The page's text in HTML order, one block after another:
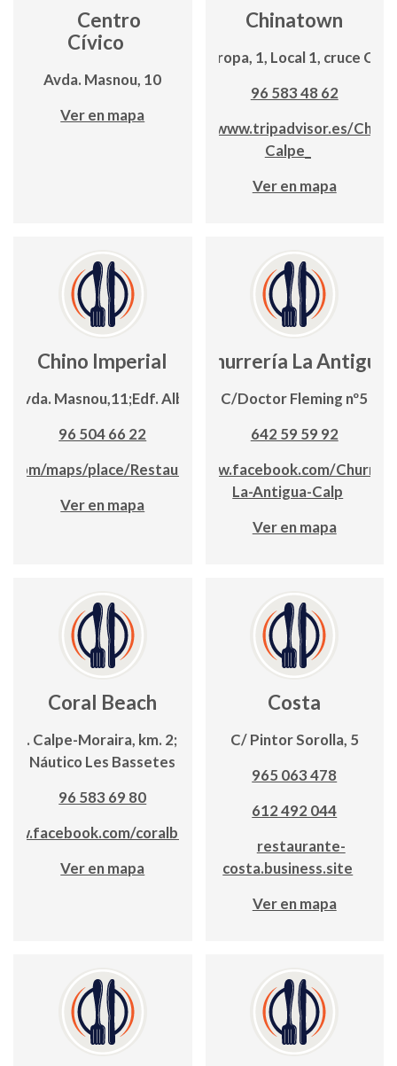
Centro
Cívico
Avda. Masnou, 10
Ver en mapa
Chinatown
Avda. Europa, 1, Local 1, cruce C/
96 583 48 62
https://www.tripadvisor.es/
Calpe_
Ver en mapa
Chino Imperial
Avda. Masnou,11;Edf. Alba
96 504 66 22
maps/place/Restaurante+Imperial
Ver en mapa
Churrería La Antigua
C/Doctor Fleming nº5
642 59 59 92
www.facebook.com/
La-Antigua-Calp
Ver en mapa
Coral Beach
Calpe-Moraira, km. 2; Club
Náutico Les Bassetes
96 583 69 80
coralbeach
Ver en mapa
Costa
C/ Pintor Sorolla, 5
965 063 478
612 492 044
restaurante-
costa.business.site
Ver en mapa